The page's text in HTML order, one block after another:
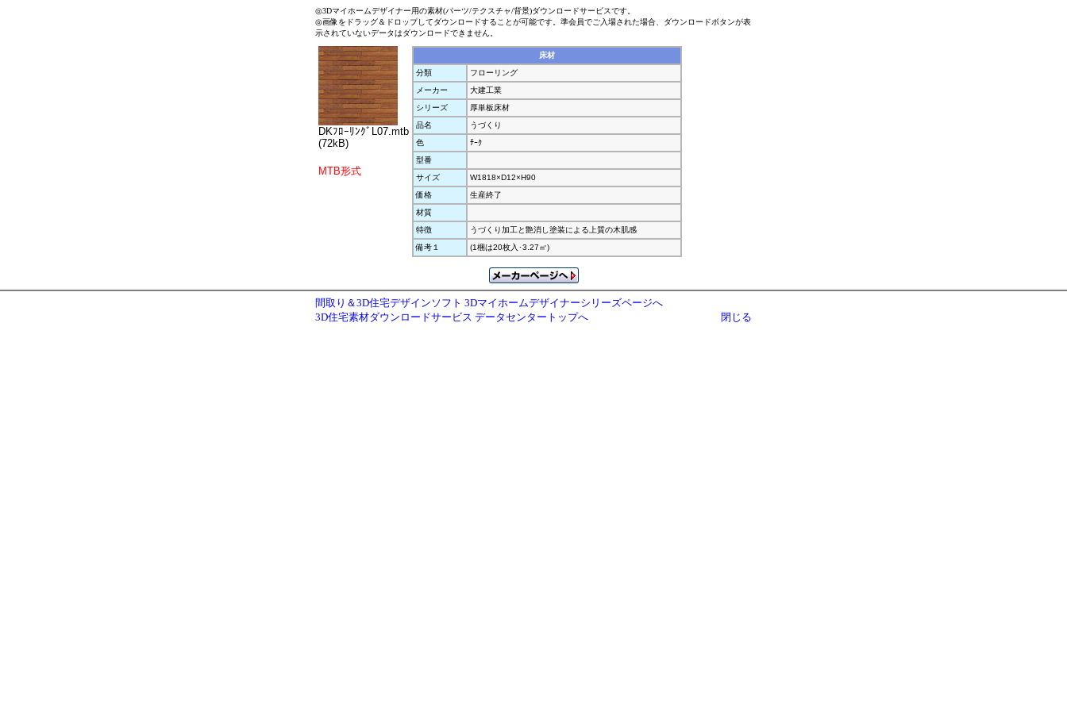
◎3Dマイホームデザイナー用の素材(パーツ/テクスチャ/背景)ダウンロードサービスです。
◎画像をドラッグ＆ドロップしてダウンロードすることが可能です。準会員でご入場された場合、ダウンロードボタンが表
示されていないデータはダウンロードできません。
DKﾌﾛｰﾘﾝｸﾞL07.mtb
(72kB)
MTB形式
床材
分類
フローリング
メーカー
大建工業
シリーズ
厚単板床材
品名
うづくり
色
ﾁｰｸ
型番
サイズ
W1818×D12×H90
価格
生産終了
材質
特徴
うづくり加工と艶消し塗装による上質の木肌感
備考１
(1梱は20枚入･3.27㎡)
間取り＆3D住宅デザインソフト 3Dマイホームデザイナーシリーズページへ
3D住宅素材ダウンロードサービス データセンタートップへ
閉じる